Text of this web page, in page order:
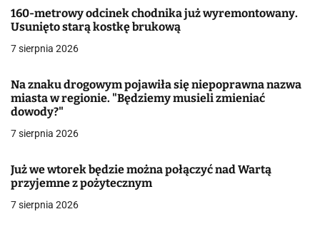
c
j
w
p
s
u
160-metrowy odcinek chodnika już wyremontowany.
Usunięto starą kostkę brukową
7 sierpnia 2026
Na znaku drogowym pojawiła się niepoprawna nazwa
miasta w regionie. "Będziemy musieli zmieniać
dowody?"
7 sierpnia 2026
Już we wtorek będzie można połączyć nad Wartą
przyjemne z pożytecznym
7 sierpnia 2026